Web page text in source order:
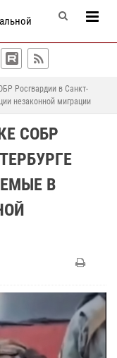
Росгвардии в Санкт-
незаконной миграции
СОБР
В